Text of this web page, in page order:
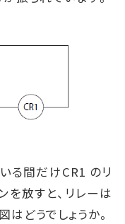
る間だけCR1 のリ
を放すと、リレーは
どうでしょうか。